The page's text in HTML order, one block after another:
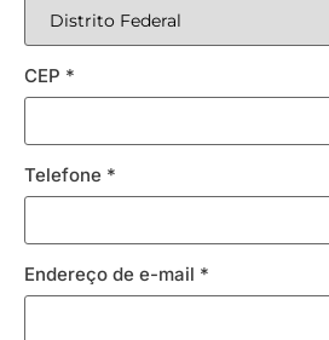
CEP *
Telefone *
Endereço de e-mail *